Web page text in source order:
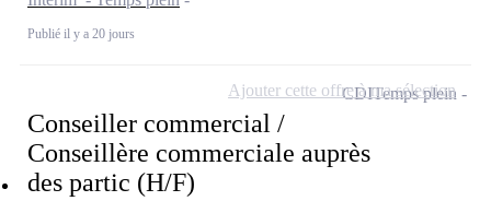
Publié il y a 20 jours
Conseiller commercial /
Conseillère commerciale auprès
des partic (H/F)
CDITemps plein
Ajouter cette offre à ma sélection